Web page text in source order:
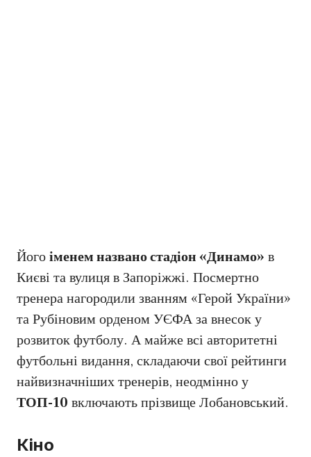
Йогоіменем названо стадіон «Динамо» в
Києві та вулиця в Запоріжжі. Посмертно
тренера нагородили званням «Герой України»
та Рубіновим орденом УЄФА за внесок у
розвиток футболу. А майже всі авторитетні
футбольні видання, складаючи свої рейтинги
найвизначніших тренерів, неодмінно у
ТОП-10 включають прізвище Лобановський.
Кіно